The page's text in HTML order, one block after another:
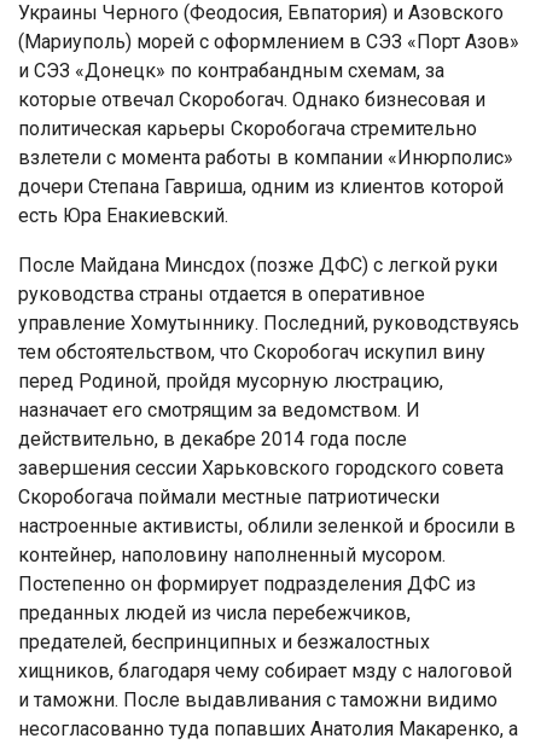
Украины Черного (Феодосия, Евпатория) и Азовского
(Мариуполь) морей с оформлением в СЭЗ «Порт Азов»
и СЭЗ «Донецк» по контрабандным схемам, за
которые отвечал Скоробогач. Однако бизнесовая и
политическая карьеры Скоробогача стремительно
взлетели с момента работы в компании «Инюрполис»
дочери Степана Гавриша, одним из клиентов которой
есть Юра Енакиевский.
После Майдана Минсдох (позже ДФС) с легкой руки
руководства страны отдается в оперативное
управление Хомутыннику. Последний, руководствуясь
тем обстоятельством, что Скоробогач искупил вину
перед Родиной, пройдя мусорную люстрацию,
назначает его смотрящим за ведомством. И
действительно, в декабре 2014 года после
завершения сессии Харьковского городского совета
Скоробогача поймали местные патриотически
настроенные активисты, облили зеленкой и бросили в
контейнер, наполовину наполненный мусором.
Постепенно он формирует подразделения ДФС из
преданных людей из числа перебежчиков,
предателей, беспринципных и безжалостных
хищников, благодаря чему собирает мзду с налоговой
и таможни. После выдавливания с таможни видимо
несогласованно туда попавших Анатолия Макаренко, а